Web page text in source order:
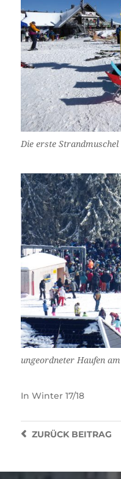
Die erste Strandmuschel
ungeordneter Haufen
In Winter 17/18
ZURÜCKBEITRAG